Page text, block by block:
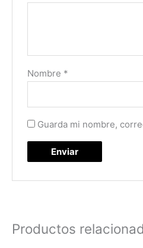
Nombre *
Guarda mi nombre,
Productos